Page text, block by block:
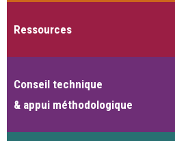
Ressources
Conseil technique
& appui méthodologique